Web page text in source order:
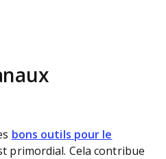
bons outils pour le
primordial. Cela contribue